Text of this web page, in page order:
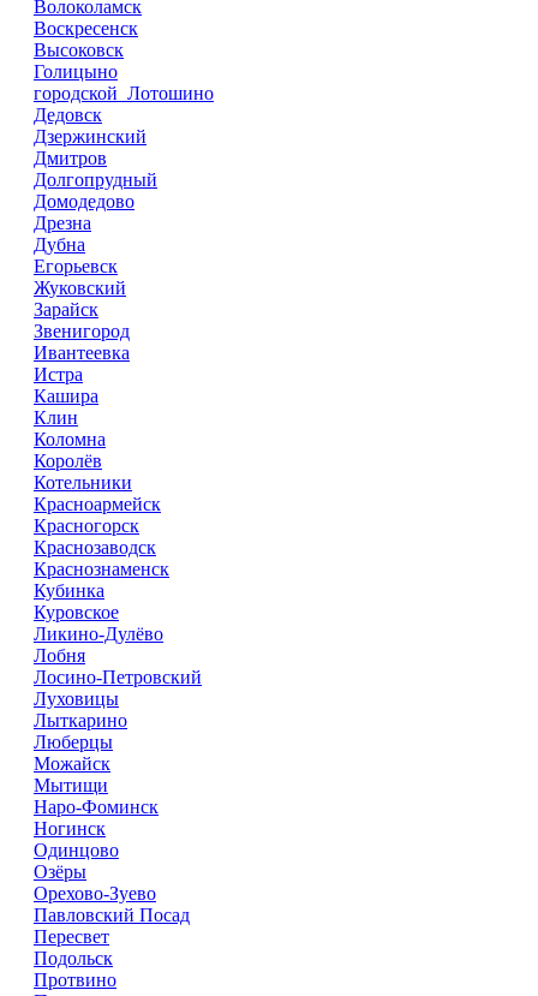
Волоколамск
Воскресенск
Высоковск
Голицыно
городской Лотошино
Дедовск
Дзержинский
Дмитров
Долгопрудный
Домодедово
Дрезна
Дубна
Егорьевск
Жуковский
Зарайск
Звенигород
Ивантеевка
Истра
Кашира
Клин
Коломна
Королёв
Котельники
Красноармейск
Красногорск
Краснозаводск
Краснознаменск
Кубинка
Куровское
Ликино-Дулёво
Лобня
Лосино-Петровский
Луховицы
Лыткарино
Люберцы
Можайск
Мытищи
Наро-Фоминск
Ногинск
Одинцово
Озёры
Орехово-Зуево
Павловский Посад
Пересвет
Подольск
Протвино